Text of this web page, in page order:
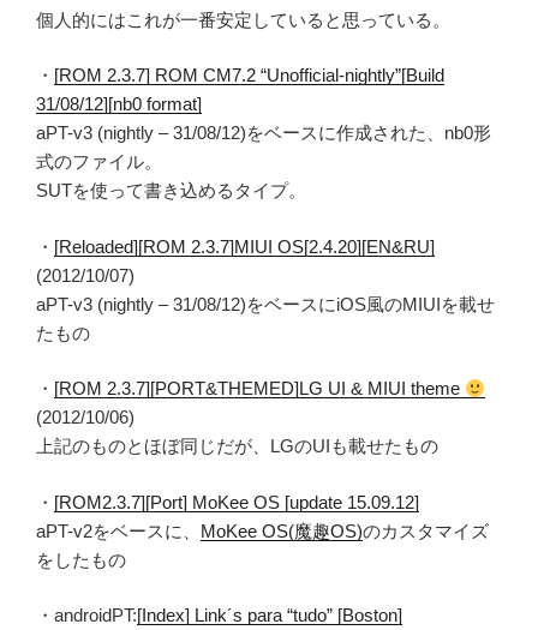
個人的にはこれが一番安定していると思っている。
・ [ROM 2.3.7] ROM CM7.2 “Unofficial-nightly”[Build
31/08/12][nb0 format]
aPT-v3 (nightly – 31/08/12)をベースに作成された、nb0形
式のファイル。
SUTを使って書き込めるタイプ。
・ [Reloaded][ROM 2.3.7]MIUI OS[2.4.20][EN&RU]
(2012/10/07)
aPT-v3 (nightly – 31/08/12)をベースにiOS風のMIUIを載せ
たもの
・ [ROM 2.3.7][PORT&THEMED]LG UI & MIUI theme
(2012/10/06)
上記のものとほぼ同じだが、LGのUIも載せたもの
・ [ROM2.3.7][Port] MoKee OS [update 15.09.12]
aPT-v2をベースに、 MoKee OS(魔趣OS)のカスタマイズ
をしたもの
・androidPT:[Index] Link´s para “tudo” [Boston]